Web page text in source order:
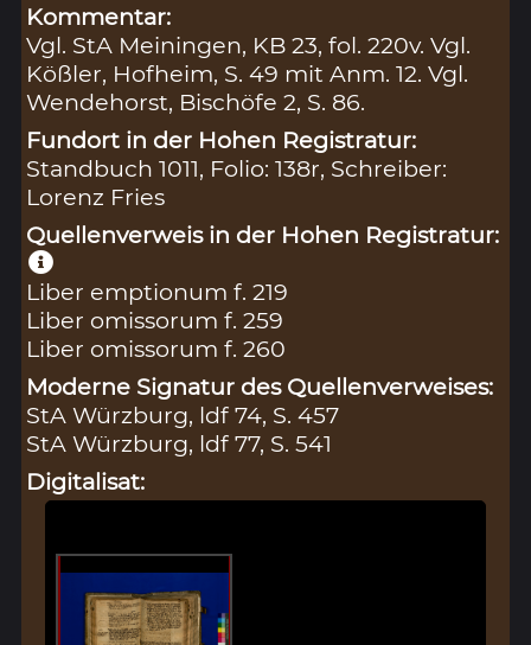
Kommentar:
Vgl. StA Meiningen, KB 23, fol. 220v. Vgl.
Kößler, Hofheim, S. 49 mit Anm. 12. Vgl.
Wendehorst, Bischöfe 2, S. 86.
Fundort in der Hohen Registratur:
Standbuch 1011, Folio: 138r, Schreiber:
Lorenz Fries
Quellenverweis in der Hohen Registratur:
Liber emptionum f. 219
Liber omissorum f. 259
Liber omissorum f. 260
Moderne Signatur des Quellenverweises:
StA Würzburg, ldf 74, S. 457
StA Würzburg, ldf 77, S. 541
Digitalisat: